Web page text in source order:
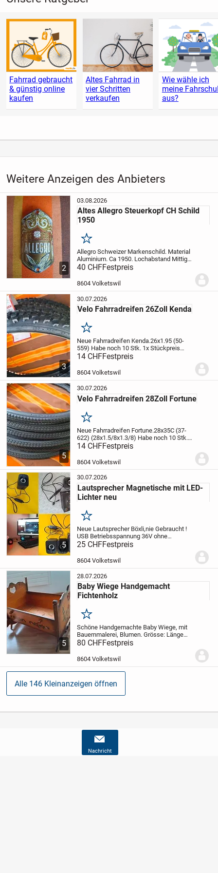
Fahrrad gebraucht
& günstig online
kaufen
Altes Fahrrad in
vier Schritten
verkaufen
Wie wähle ich
meine
aus?
Nachricht
Weitere Anzeigen des Anbieters
2
03.08.2026
Altes Allegro Steuerkopf CH Schild
1950
Merken
Allegro Schweizer Markenschild. Material
Aluminium. Ca 1950. Lochabstand Mittig
gemessen 49 mm.Höhe 54,6 mm.Breite
32 mm. Gebogene Höhe 11 mm.
war ein Markenname, unter dem von 1914
40 CHFFestpreis
8604 Volketswil
3
30.07.2026
Velo Fahrradreifen 26Zoll Kenda
Merken
Neue Fahrradreifen Kenda.26x1.95 (50-
559) Habe noch 10 Stk. 1x Stückpreis
Fr.14.- Abholung vor Ort. (Repariere auch
Velos) Vorkasse.Versand möglich. Alle
Zahlungen möglich! Gratis Reifen
14 CHFFestpreis
8604 Volketswil
5
30.07.2026
Velo Fahrradreifen 28Zoll Fortune
Merken
Neue Fahrradreifen Fortune.28x35C (37-
622) (28x1.5/8x1.3/8) Habe noch 10 Stk.
1x Stückpreis Fr.14.- Abholung vor Ort.
(Repariere auch Velos) Vorkasse.Versand
möglich. Alle Zahlungen möglich! Gratis...
14 CHFFestpreis
8604 Volketswil
5
30.07.2026
Lautsprecher Magnetische mit LED-
Lichter neu
Merken
Neue Lautsprecher Böxli,nie Gebraucht !
USB Betriebsspannung 36V ohne
Akku.Direkter USB-Stromversorgung,
einfache Einschaltung.Die Lautsprecher
sind mit verschiedenen Geräten wie
Tablets, Laptops,...
25 CHFFestpreis
8604 Volketswil
5
28.07.2026
Baby Wiege Handgemacht
Fichtenholz
Merken
Schöne Handgemachte Baby Wiege, mit
Bauernmalerei, Blumen. Grösse: Länge
72cm Breite 62cm Höhe 56cm.
Die Wiege lässt sich auf 4
Füsse verstellen,somit...
80 CHFFestpreis
8604 Volketswil
Alle 146 Kleinanzeigen öffnen